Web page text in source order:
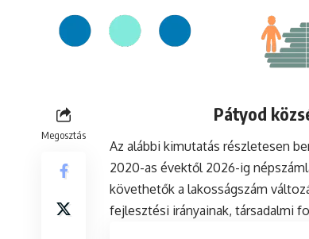
Megosztás
Pátyod
Az alábbi kimutatás részletesen
2020-as évektől 2026-ig
követhetők a lakosságszám
fejlesztési irányainak, társadalmi